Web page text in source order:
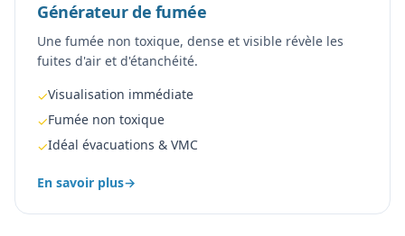
Générateur de fumée
Une fumée non toxique, dense et visible révèle les
fuites d'air et d'étanchéité.
✓Visualisation immédiate
✓Fumée non toxique
✓Idéal évacuations & VMC
En savoir plus→